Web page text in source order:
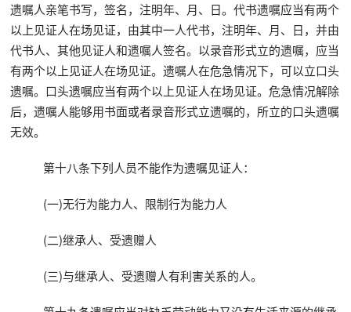
遗嘱人亲笔书写，签名，注明年、月、日。代书遗嘱应当有两个
以上见证人在场见证，由其中一人代书，注明年、月、日，并由
代书人、其他见证人和遗嘱人签名。以录音形式立的遗嘱，应当
有两个以上见证人在场见证。遗嘱人在危急情况下，可以立口头
遗嘱。口头遗嘱应当有两个以上见证人在场见证。危急情况解除
后，遗嘱人能够用书面或者录音形式立遗嘱的，所立的口头遗嘱
无效。
第十八条下列人员不能作为遗嘱见证人：
(一)无行为能力人、限制行为能力人
(二)继承人、受遗赠人
(三)与继承人、受遗赠人有利害关系的人。